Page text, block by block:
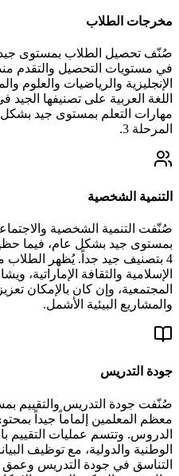
مخرجات الطلاب
صُنّف تحصيل الطلاب بمستوى
في مستويات التحصيل والتقدم
الإنجليزية والرياضيات والعلوم
اللغة العربية على تصنيفها
مهارات التعلم بمستوى جيد
المرحلة 3.
التنمية الشخصية
صُنّفت التنمية الشخصية
بمستوى جيد بشكل عام، فيما
4 بتصنيف جيد جداً. يُظهر الطلاب
الإسلامية والثقافة الإماراتية،
المجتمعية، وإن كان بالإمكان
والمشاريع البيئية الأشمل.
جودة التدريس
صُنّفت جودة التدريس والتقييم
معظم المعلمين إلماماً جيداً
الدروس. وتتسم عمليات التقييم
الوطنية والدولية، مع توظيف
التناسق في جودة التدريس وعمق